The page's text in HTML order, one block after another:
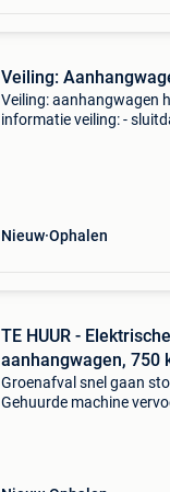
Veiling:
Veiling: aanhangwagen
informatie veiling: -
Nieuw Ophalen
TE HUUR -
aanhangwagen, 750
Groenafval snel gaan
Gehuurde machine